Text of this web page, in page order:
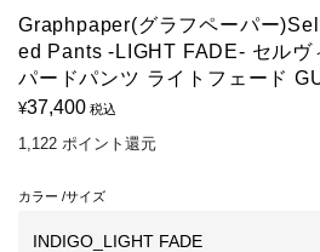
Graphpaper(グラフペーパー
ed Pants -LIGHT FADE- セルヴ
パードパンツ ライトフェード
¥37,400 税込
1,122 ポイント還元
カラー サイズ
INDIGO_LIGHT FADE